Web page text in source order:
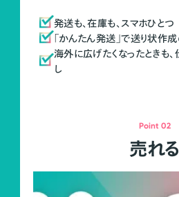
発送も、在庫も、スマホひとつ
「かんたん発送」で送り状作
海外に広げたくなったときも
し
Point 02
売れる